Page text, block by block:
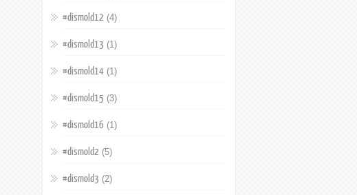
#dismold12 (4)
#dismold13 (1)
#dismold14 (1)
#dismold15 (3)
#dismold16 (1)
#dismold2 (5)
#dismold3 (2)